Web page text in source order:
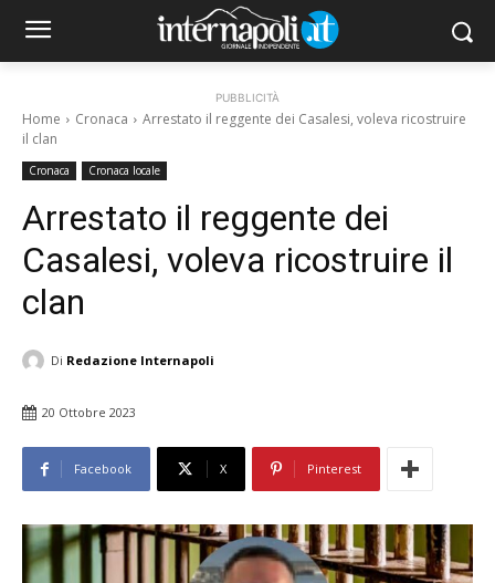
PUBBLICITÀ
Home Cronaca
Arrestato il reggente dei Casalesi, voleva ricostruire
il clan
Cronaca Cronaca locale
Arrestato il reggente dei
Casalesi, voleva ricostruire il
clan
Di Redazione Internapoli
20 Ottobre 2023
Facebook X Pinterest